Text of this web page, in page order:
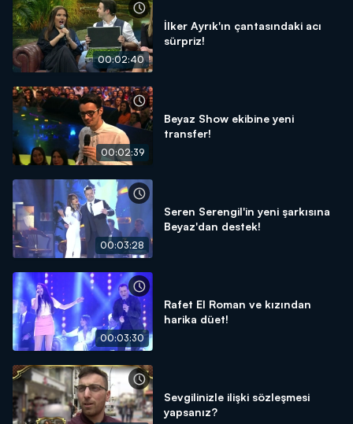
00:02:40
İlker Ayrık'ın çantasındaki acı
sürpriz!
00:02:39
Beyaz Show ekibine yeni
transfer!
00:03:28
Seren Serengil'in yeni şarkısına
Beyaz'dan destek!
00:03:30
Rafet El Roman ve kızından
harika düet!
Sevgilinizle ilişki sözleşmesi
yapsanız?